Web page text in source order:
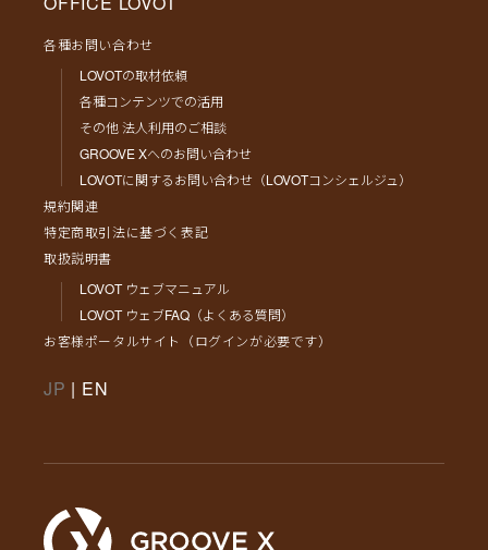
各種お問い合わせ
LOVOTの取材依頼
各種コンテンツでの活用
その他 法人利用のご相談
GROOVE Xへのお問い合わせ
LOVOTに関するお問い合わせ（LOVOTコンシェルジュ）
規約関連
特定商取引法に基づく表記
取扱説明書
LOVOT ウェブマニュアル
LOVOT ウェブFAQ（よくある質問）
お客様ポータルサイト（ログインが必要です）
JP | EN